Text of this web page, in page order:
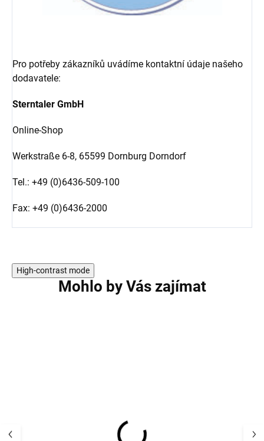
Pro potřeby zákazníků uvádíme kontaktní údaje našeho
dodavatele:
Sterntaler GmbH
Online-Shop
Werkstraße 6-8, 65599 Dornburg Dorndorf
Tel.: +49 (0)6436-509-100
Fax: +49 (0)6436-2000
High-contrast mode
Mohlo by Vás zajímat